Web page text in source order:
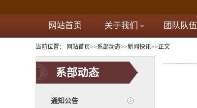
网站首页 关于我们 团队队伍
当前位置： 网站首页>>系部动态>>新闻快讯>>正文
系部动态
通知公告